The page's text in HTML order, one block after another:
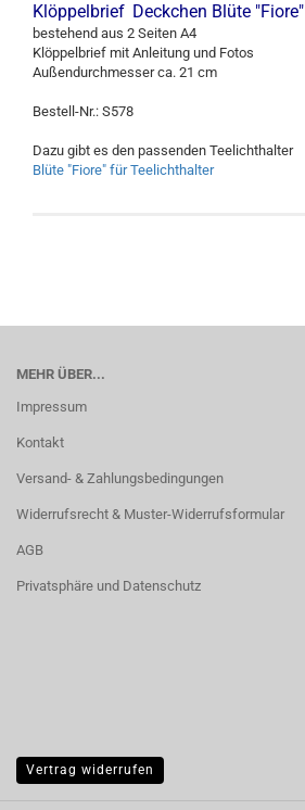
Klöppelbrief Deckchen Blüte "Fiore"
bestehend aus 2 Seiten A4
Klöppelbrief mit Anleitung und Fotos
Außendurchmesser ca. 21 cm
Bestell-Nr.: S578
Dazu gibt es den passenden Teelichthalter
Blüte "Fiore" für Teelichthalter
MEHR ÜBER...
Impressum
Kontakt
Versand- & Zahlungsbedingungen
Widerrufsrecht & Muster-Widerrufsformular
AGB
Privatsphäre und Datenschutz
Vertrag widerrufen